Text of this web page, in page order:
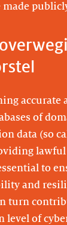
made
accurate
of
data (so
lawful
to
and
turn
level of